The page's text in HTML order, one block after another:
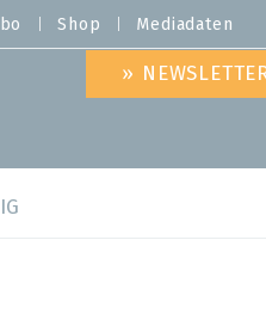
Shop Mediadaten
»